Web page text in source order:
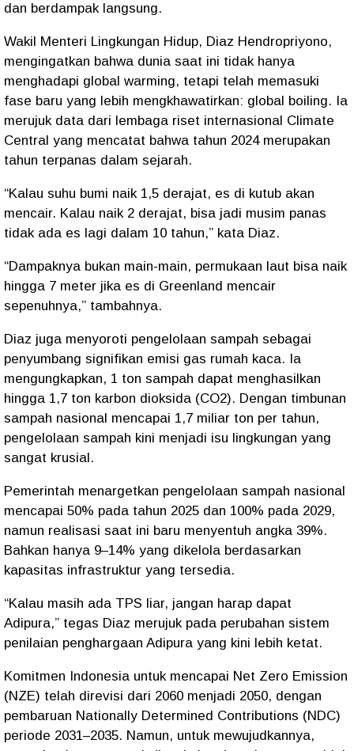
dan berdampak langsung.
Wakil Menteri Lingkungan Hidup, Diaz Hendropriyono,
mengingatkan bahwa dunia saat ini tidak hanya
menghadapi global warming, tetapi telah memasuki
fase baru yang lebih mengkhawatirkan: global boiling. Ia
merujuk data dari lembaga riset internasional Climate
Central yang mencatat bahwa tahun 2024 merupakan
tahun terpanas dalam sejarah.
“Kalau suhu bumi naik 1,5 derajat, es di kutub akan
mencair. Kalau naik 2 derajat, bisa jadi musim panas
tidak ada es lagi dalam 10 tahun,” kata Diaz.
“Dampaknya bukan main-main, permukaan laut bisa naik
hingga 7 meter jika es di Greenland mencair
sepenuhnya,” tambahnya.
Diaz juga menyoroti pengelolaan sampah sebagai
penyumbang signifikan emisi gas rumah kaca. Ia
mengungkapkan, 1 ton sampah dapat menghasilkan
hingga 1,7 ton karbon dioksida (CO2). Dengan timbunan
sampah nasional mencapai 1,7 miliar ton per tahun,
pengelolaan sampah kini menjadi isu lingkungan yang
sangat krusial.
Pemerintah menargetkan pengelolaan sampah nasional
mencapai 50% pada tahun 2025 dan 100% pada 2029,
namun realisasi saat ini baru menyentuh angka 39%.
Bahkan hanya 9–14% yang dikelola berdasarkan
kapasitas infrastruktur yang tersedia.
“Kalau masih ada TPS liar, jangan harap dapat
Adipura,” tegas Diaz merujuk pada perubahan sistem
penilaian penghargaan Adipura yang kini lebih ketat.
Komitmen Indonesia untuk mencapai Net Zero Emission
(NZE) telah direvisi dari 2060 menjadi 2050, dengan
pembaruan Nationally Determined Contributions (NDC)
periode 2031–2035. Namun, untuk mewujudkannya,